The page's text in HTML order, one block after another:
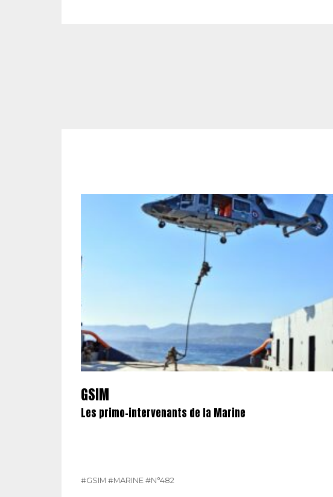
GSIM
Les primo-intervenants de la Marine
#GSIM #MARINE#N°482